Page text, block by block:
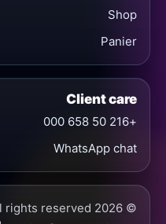
Shop
Panier
Client care
+216 50 658 000
WhatsApp chat
© 2026 Promo Tek. All rights reserved.